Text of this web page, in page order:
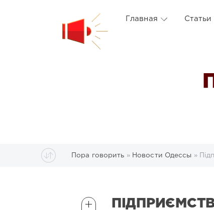
Главная Статьи
Пора говорить » Новости Одессы »